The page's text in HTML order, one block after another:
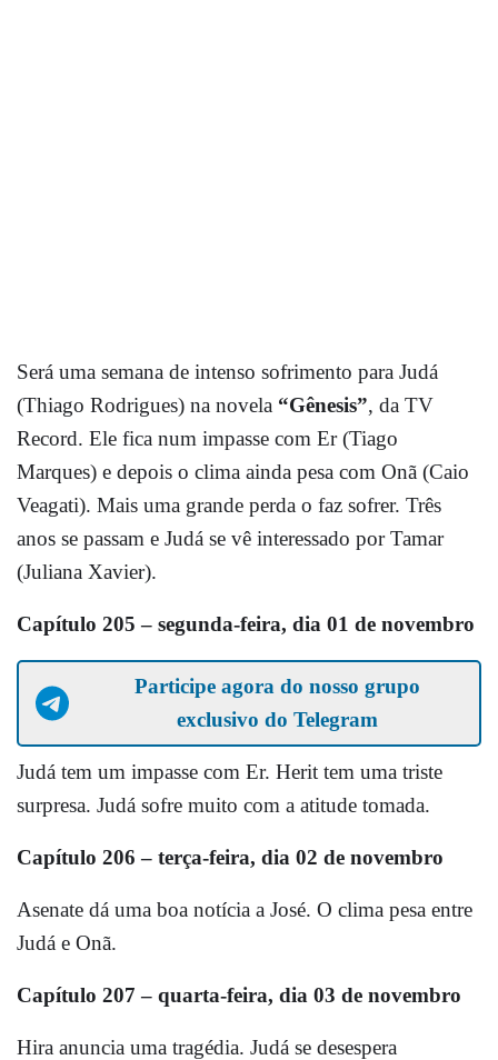
Será uma semana de intenso sofrimento para Judá
(Thiago Rodrigues) na novela “Gênesis”, da TV
Record. Ele fica num impasse com Er (Tiago
Marques) e depois o clima ainda pesa com Onã (Caio
Veagati). Mais uma grande perda o faz sofrer. Três
anos se passam e Judá se vê interessado por Tamar
(Juliana Xavier).
Capítulo 205 – segunda-feira, dia 01 de novembro
Participe agora do nosso grupo
exclusivo do Telegram
Judá tem um impasse com Er. Herit tem uma triste
surpresa. Judá sofre muito com a atitude tomada.
Capítulo 206 – terça-feira, dia 02 de novembro
Asenate dá uma boa notícia a José. O clima pesa entre
Judá e Onã.
Capítulo 207 – quarta-feira, dia 03 de novembro
Hira anuncia uma tragédia. Judá se desespera